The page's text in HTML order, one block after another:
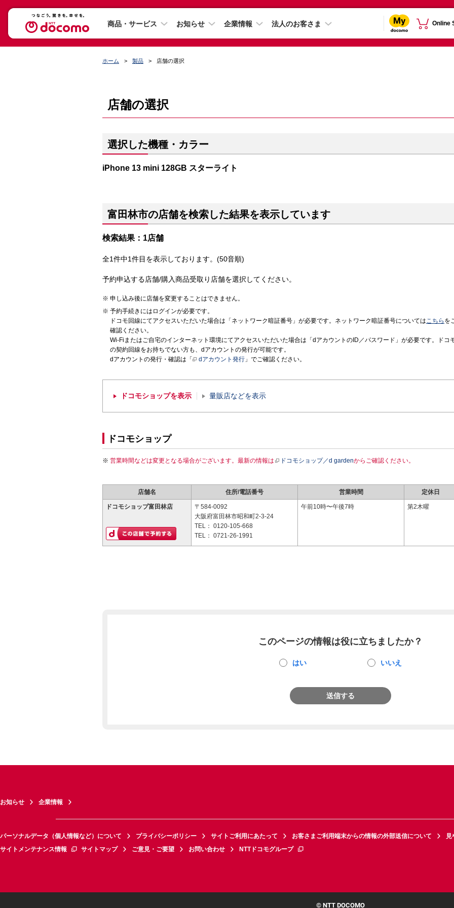
商品・サービス お知らせ 企業情報 法人のお客さま Online
ホーム 製品 店舗の選択
店舗の選択
選択した機種・カラー
iPhone 13 mini 128GB スターライト
富田林市の店舗を検索した結果を表示しています
検索結果：1店舗
全1件中1件目を表示しております。(50音順)
予約申込する店舗/購入商品受取り店舗を選択してください。
申し込み後に店舗を変更することはできません。
予約手続きにはログインが必要です。
ドコモ回線にてアクセスいただいた場合は「ネットワーク暗証番号」が必要です。ネットワーク暗証番号についてはこちら を
確認ください。
Wi-Fiまたはご自宅のインターネット環境にてアクセスいただいた場合は「dアカウントのID／パスワード」が必要です。ドコ
の契約回線をお持ちでない方も、dアカウントの発行が可能です。
dアカウントの発行・確認は「
dアカウント発行 」でご確認ください。
ドコモショップを表示 量販店などを表示
ドコモショップ
営業時間などは変更となる場合がございます。最新の情報は ドコモショップ／d gardenからご確認ください。
店舗名 住所/電話番号 営業時間 定休日
ドコモショップ富田林店
〒584-0092
大阪府富田林市昭和町2-3-24
TEL： 0120-105-668
TEL： 0721-26-1991
午前10時〜午後7時 第2木曜
このページの情報は役に立ちましたか？
はい いいえ
送信する
お知らせ 企業情報
パーソナルデータ（個人情報など）について プライバシーポリシー サイトご利用にあたって お客さまご利用端末からの情報の外部送信について
見
サイトメンテナンス情報
サイトマップ ご意見・ご要望 お問い合わせ NTTドコモグループ
© NTT DOCOMO